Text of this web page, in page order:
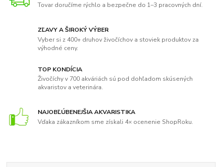
Tovar doručíme rýchlo a bezpečne do 1–3 pracovných dní.
ZĽAVY A ŠIROKÝ VÝBER
Vyber si z 400+ druhov živočíchov a stoviek produktov za
výhodné ceny.
TOP KONDÍCIA
Živočíchy v 700 akváriách sú pod dohľadom skúsených
akvaristov a veterinára.
NAJOBĽÚBENEJŠIA AKVARISTIKA
Vďaka zákazníkom sme získali 4× ocenenie ShopRoku.